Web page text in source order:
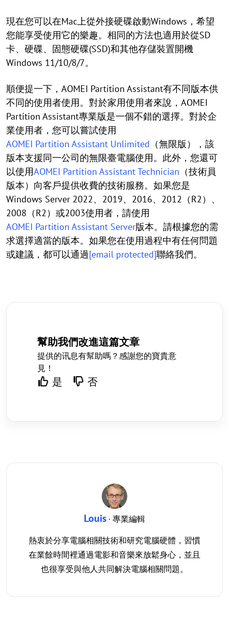
現在您可以在Mac上從外接硬碟啟動Windows，希望
您能享受使用它的樂趣。相同的方法也適用於從SD
卡、硬碟、固態硬碟(SSD)和其他存儲裝置開機
Windows 11/10/8/7。
順便提一下，AOMEI Partition Assistant有不同版本供
不同的使用者使用。對於家用使用者來說，AOMEI
Partition Assistant專業版是一個不錯的選擇。對於企
業使用者，您可以嘗試使用
AOMEI Partition Assistant Unlimited （無限版），該
版本支援同一公司的無限臺電腦使用。此外，您還可
以使用AOMEI Partition Assistant Technician （技術員
版本）向客戶提供收費的技術服務。如果您是
Windows Server 2022、2019、2016、2012（R2）、
2008（R2）或2003使用者，請使用
AOMEI Partition Assistant Server版本。請根據您的需
求選擇適當的版本。如果您在使用過程中有任何問題
或建議，都可以通過[email protected]聯絡我們。
幫助我們改進這篇文章
提供的讯息有幫助嗎？感謝您的寶貴意
見！
是 否
Louis · 專業編輯
熱衷於分享電腦相關技術和研究電腦硬體，習慣
在業餘時間裡通過電影和音樂來放鬆身心，並且
也很享受與他人共同解決電腦相關問題。